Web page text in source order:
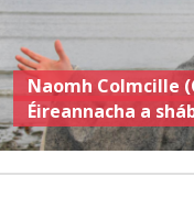
Naomh Colmcille
Éireannacha a